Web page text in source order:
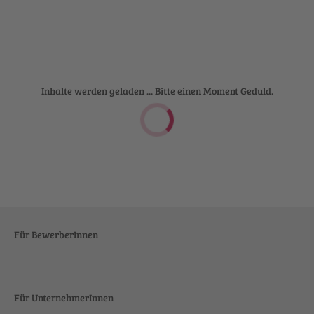
Inhalte werden geladen ... Bitte einen Moment Geduld.
Für BewerberInnen
Für UnternehmerInnen